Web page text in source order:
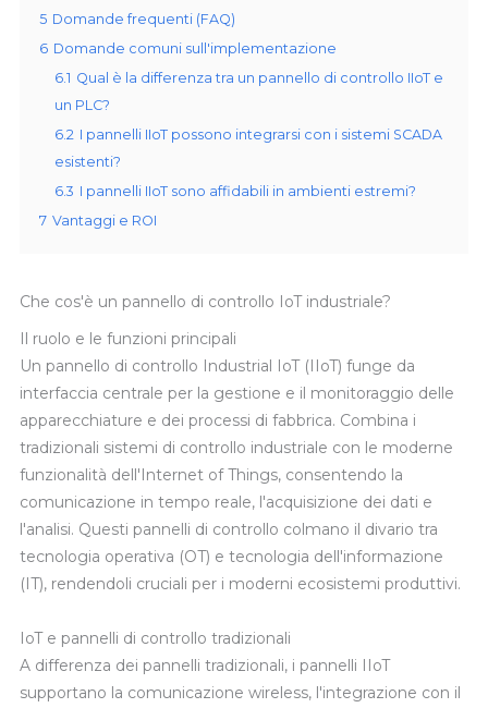
5 Domande frequenti (FAQ)
6 Domande comuni sull'implementazione
6.1 Qual è la differenza tra un pannello di controllo IIoT e
un PLC?
6.2 I pannelli IIoT possono integrarsi con i sistemi SCADA
esistenti?
6.3 I pannelli IIoT sono affidabili in ambienti estremi?
7 Vantaggi e ROI
Che cos'è un pannello di controllo IoT industriale?
Il ruolo e le funzioni principali
Un pannello di controllo Industrial IoT (IIoT) funge da
interfaccia centrale per la gestione e il monitoraggio delle
apparecchiature e dei processi di fabbrica. Combina i
tradizionali sistemi di controllo industriale con le moderne
funzionalità dell'Internet of Things, consentendo la
comunicazione in tempo reale, l'acquisizione dei dati e
l'analisi. Questi pannelli di controllo colmano il divario tra
tecnologia operativa (OT) e tecnologia dell'informazione
(IT), rendendoli cruciali per i moderni ecosistemi produttivi.
IoT e pannelli di controllo tradizionali
A differenza dei pannelli tradizionali, i pannelli IIoT
supportano la comunicazione wireless, l'integrazione con il